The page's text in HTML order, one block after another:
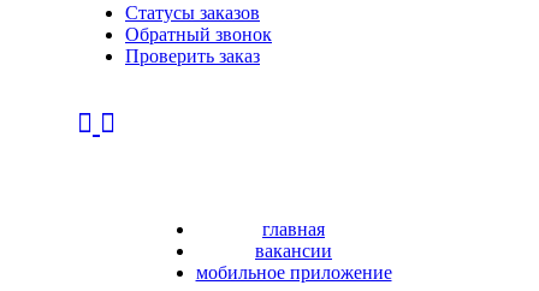
Статусы заказов
Обратный звонок
Проверить заказ
главная
вакансии
мобильное приложение